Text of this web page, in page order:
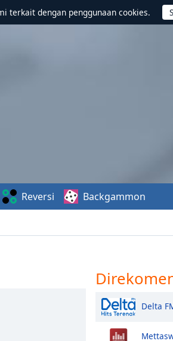
terkait dengan penggunaan cookies.
Reversi Backgammon
Delta